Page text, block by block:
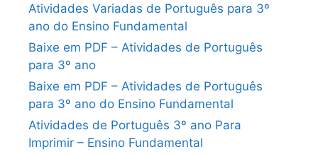
Atividades Variadas de Português para 3º
ano do Ensino Fundamental
Baixe em PDF – Atividades de Português
para 3º ano
Baixe em PDF – Atividades de Português
para 3º ano do Ensino Fundamental
Atividades de Português 3º ano Para
Imprimir – Ensino Fundamental